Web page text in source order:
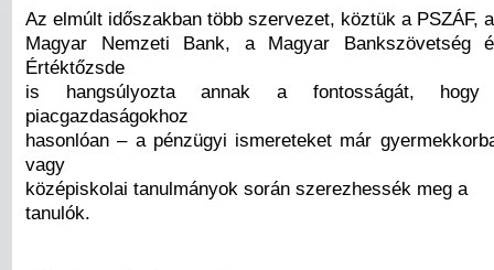
Az elmúlt időszakban több szervezet, köztük a PSZÁF, a
Magyar Nemzeti Bank, a Magyar Bankszövetség
Értéktőzsde
is hangsúlyozta annak a fontosságát,
piacgazdaságokhoz
hasonlóan – a pénzügyi ismereteket már
vagy
középiskolai tanulmányok során szerezhessék meg a
tanulók.